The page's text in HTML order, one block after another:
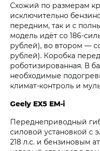
Схожий по размерам
исключительно
передним, так и с
модель идёт со 186-
рублей), во втором —
рублей). Коробка
роботизированная. В
необходимые
климат-контроль и
Geely EX5 EM-i
Переднеприводный
силовой установкой с
218 л.с. и бензиновым